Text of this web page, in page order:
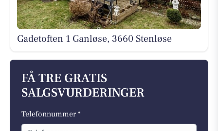
Gadetoften 1 Ganløse, 3660 Stenløse
FÅ TRE GRATIS
SALGSVURDERINGER
Telefonnummer *